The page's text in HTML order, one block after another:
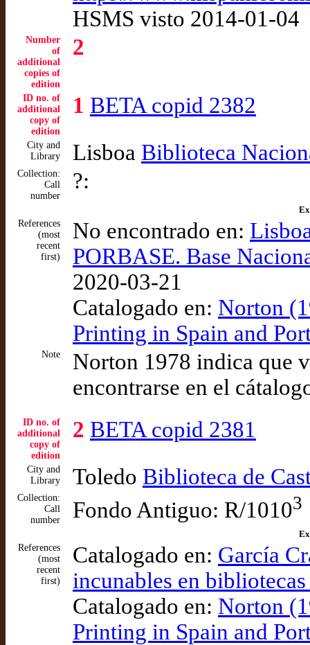
HSMS visto 2014-01-04
Number
of
additional
copies of
edition
2
ID no. of
additional
copy of
edition
1 BETA copid 2382
City and
Library
Lisboa Biblioteca
Collection:
Call
number
?:
References
(most
recent
first)
No encontrado en:
PORBASE. Base
2020-03-21
Catalogado en: Norton
Printing in Spain and
Note
Norton 1978 indica que
encontrarse en el
ID no. of
additional
copy of
edition
2 BETA copid 2381
City and
Library
Toledo Biblioteca de
Collection:
Call
number
Fondo Antiguo: R/10103
References
(most
recent
first)
Catalogado en: García
incunables en
Catalogado en: Norton
Printing in Spain and